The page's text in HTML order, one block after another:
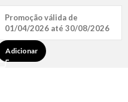
Promoção válida de
01/04/2026 até 30/08/2026
Adicionar